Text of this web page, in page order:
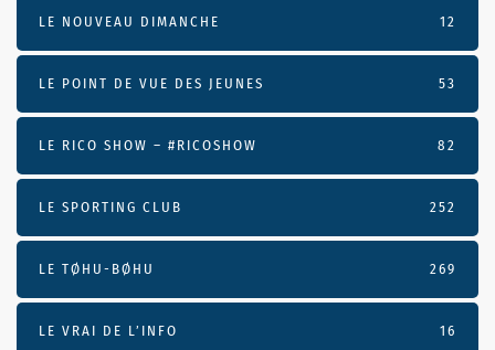
LE NOUVEAU DIMANCHE 12
LE POINT DE VUE DES JEUNES 53
LE RICO SHOW – #RICOSHOW 82
LE SPORTING CLUB 252
LE TØHU-BØHU 269
LE VRAI DE L’INFO 16